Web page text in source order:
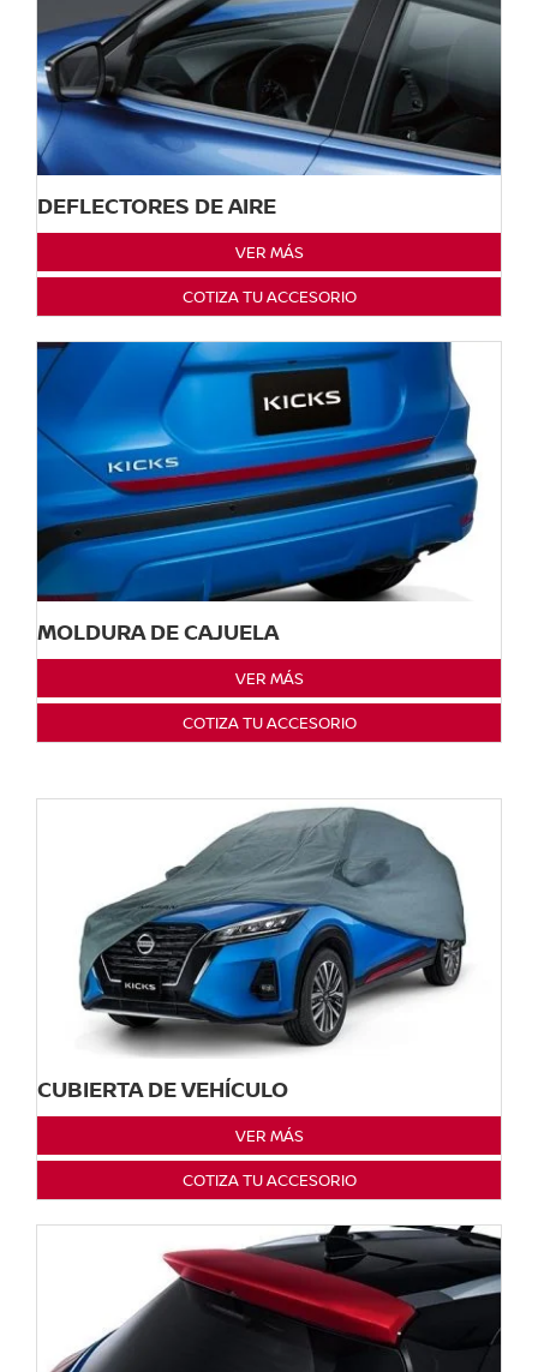
DEFLECTORES DE AIRE
VER MÁS
COTIZA TU ACCESORIO
MOLDURA DE CAJUELA
VER MÁS
COTIZA TU ACCESORIO
CUBIERTA DE VEHÍCULO
VER MÁS
COTIZA TU ACCESORIO